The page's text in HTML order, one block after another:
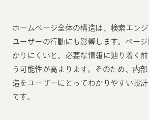
ホームページ全体の構造は、検索エンジ
ユーザーの行動にも影響します。ペー
かりにくいと、必要な情報に辿り着く
う可能性が高まります。そのため、内
造をユーザーにとってわかりやすい設
です。